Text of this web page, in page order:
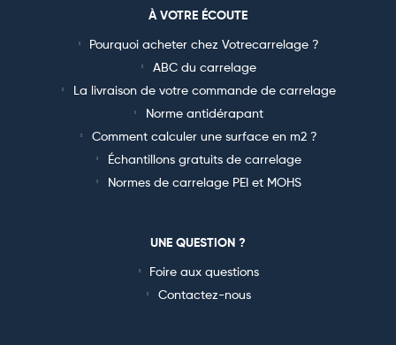
À VOTRE ÉCOUTE
Pourquoi acheter chez Votrecarrelage ?
ABC du carrelage
La livraison de votre commande de carrelage
Norme antidérapant
Comment calculer une surface en m2 ?
Échantillons gratuits de carrelage
Normes de carrelage PEI et MOHS
UNE QUESTION ?
Foire aux questions
Contactez-nous